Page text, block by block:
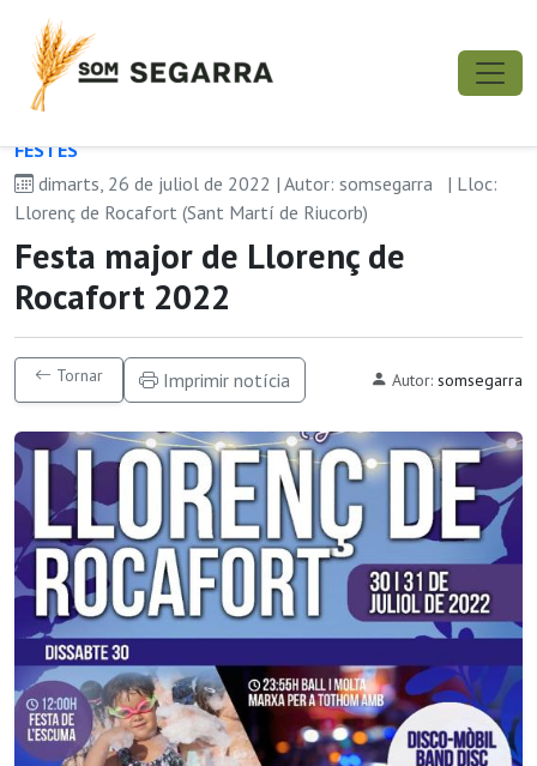
FESTES
dimarts, 26 de juliol de 2022 | Autor: somsegarra
| Lloc:
Llorenç de Rocafort (Sant Martí de Riucorb)
Festa major de Llorenç de
Rocafort 2022
Tornar Imprimir notícia Autor: somsegarra